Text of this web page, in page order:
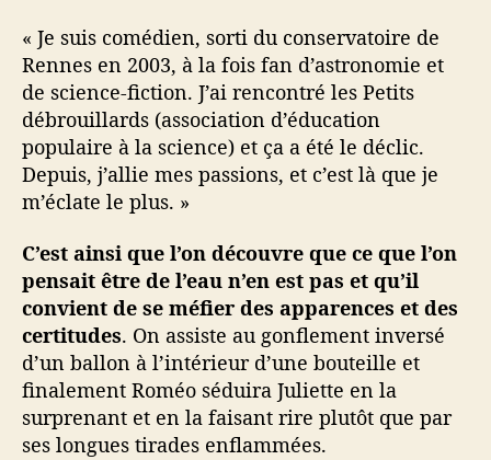
« Je suis comédien, sorti du conservatoire de
Rennes en 2003, à la fois fan d’astronomie et
de science-fiction. J’ai rencontré les Petits
débrouillards (association d’éducation
populaire à la science) et ça a été le déclic.
Depuis, j’allie mes passions, et c’est là que je
m’éclate le plus. »
C’est ainsi que l’on découvre que ce que l’on
pensait être de l’eau n’en est pas et qu’il
convient de se méfier des apparences et des
certitudes. On assiste au gonflement inversé
d’un ballon à l’intérieur d’une bouteille et
finalement Roméo séduira Juliette en la
surprenant et en la faisant rire plutôt que par
ses longues tirades enflammées.